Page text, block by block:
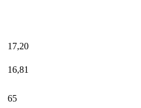
17,20
16,81
65